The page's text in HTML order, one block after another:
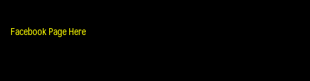
Facebook Page Here